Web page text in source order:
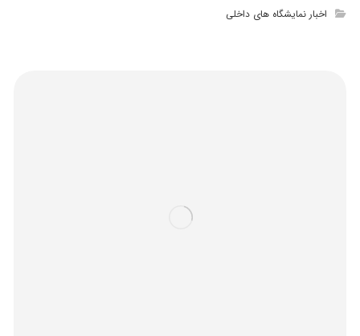
اخبار نمایشگاه های داخلی